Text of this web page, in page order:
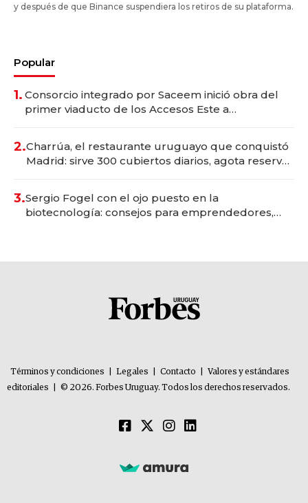
y después de que Binance suspendiera los retiros de su plataforma.
Popular
1. Consorcio integrado por Saceem inició obra del
primer viaducto de los Accesos Este a
2.Charrúa, el restaurante uruguayo que conquistó
Madrid: sirve 300 cubiertos diarios, agota reservas
3.Sergio Fogel con el ojo puesto en la
biotecnología: consejos para emprendedores,
Términos y condiciones Legales Contacto
Valores y estándares
editoriales
© 2026. Forbes Uruguay. Todos los derechos reservados.